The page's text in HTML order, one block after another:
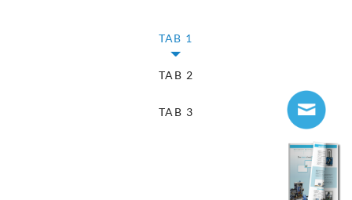
TAB 1
TAB 2
TAB 3